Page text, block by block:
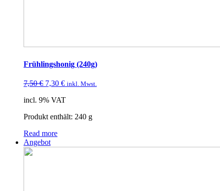
Frühlingshonig (240g)
7,50€ 7,30 € inkl. Mwst.
incl. 9% VAT
Produkt enthält: 240 g
Read more
Angebot